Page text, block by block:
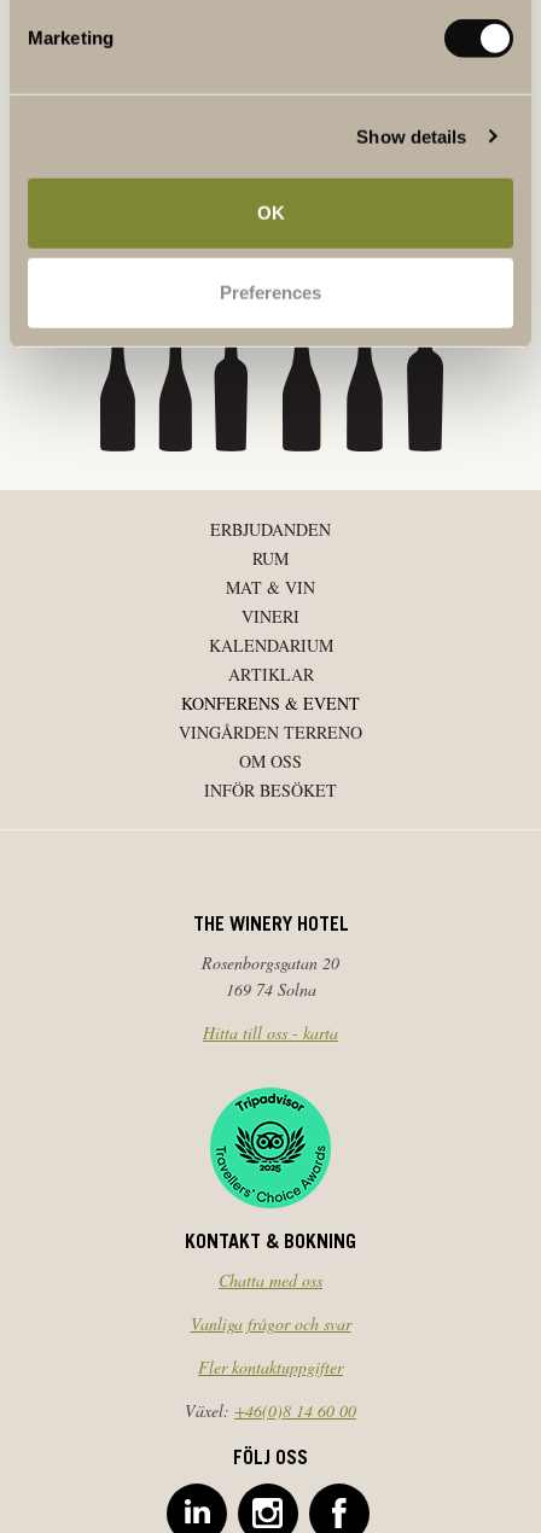
Marketing
Show details
OK
Preferences
BOKA GUIDAD TUR I VINERIET
vin. Gå en guidad tur i vårt vineri och provsmaka vårt egna vin,
LÄS MER & BOKA
ERBJUDANDEN
RUM
MAT & VIN
VINERI
KALENDARIUM
ARTIKLAR
KONFERENS & EVENT
VINGÅRDEN TERRENO
OM OSS
INFÖR BESÖKET
THE WINERY HOTEL
Rosenborgsgatan 20
169 74 Solna
Hitta till oss - karta
KONTAKT & BOKNING
Chatta med oss
Vanliga frågor och svar
Fler kontaktuppgifter
Växel: +46(0)8 14 60 00
FÖLJ OSS